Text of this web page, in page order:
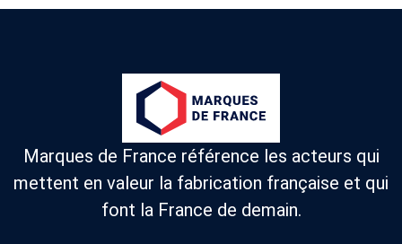
Marques de France référence les acteurs qui
mettent en valeur la fabrication française et qui
font la France de demain.